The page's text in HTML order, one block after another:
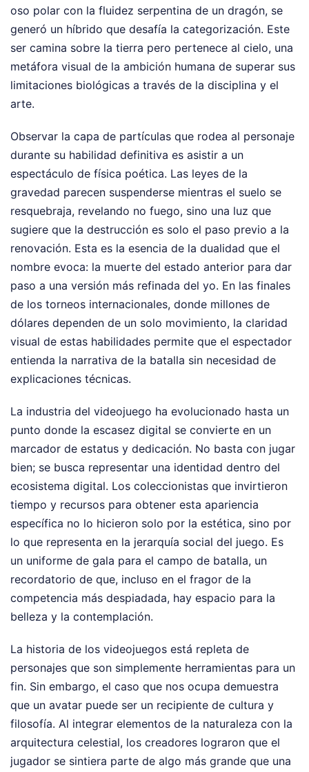
oso polar con la fluidez serpentina de un dragón, se
generó un híbrido que desafía la categorización. Este
ser camina sobre la tierra pero pertenece al cielo, una
metáfora visual de la ambición humana de superar sus
limitaciones biológicas a través de la disciplina y el
arte.
Observar la capa de partículas que rodea al personaje
durante su habilidad definitiva es asistir a un
espectáculo de física poética. Las leyes de la
gravedad parecen suspenderse mientras el suelo se
resquebraja, revelando no fuego, sino una luz que
sugiere que la destrucción es solo el paso previo a la
renovación. Esta es la esencia de la dualidad que el
nombre evoca: la muerte del estado anterior para dar
paso a una versión más refinada del yo. En las finales
de los torneos internacionales, donde millones de
dólares dependen de un solo movimiento, la claridad
visual de estas habilidades permite que el espectador
entienda la narrativa de la batalla sin necesidad de
explicaciones técnicas.
La industria del videojuego ha evolucionado hasta un
punto donde la escasez digital se convierte en un
marcador de estatus y dedicación. No basta con jugar
bien; se busca representar una identidad dentro del
ecosistema digital. Los coleccionistas que invirtieron
tiempo y recursos para obtener esta apariencia
específica no lo hicieron solo por la estética, sino por
lo que representa en la jerarquía social del juego. Es
un uniforme de gala para el campo de batalla, un
recordatorio de que, incluso en el fragor de la
competencia más despiadada, hay espacio para la
belleza y la contemplación.
La historia de los videojuegos está repleta de
personajes que son simplemente herramientas para un
fin. Sin embargo, el caso que nos ocupa demuestra
que un avatar puede ser un recipiente de cultura y
filosofía. Al integrar elementos de la naturaleza con la
arquitectura celestial, los creadores lograron que el
jugador se sintiera parte de algo más grande que una